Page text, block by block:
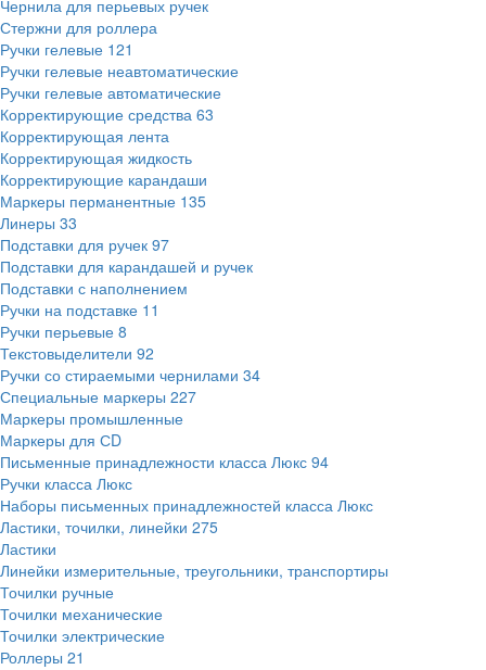
Чернила для перьевых ручек
Стержни для роллера
Ручки гелевые 121
Ручки гелевые неавтоматические
Ручки гелевые автоматические
Корректирующие средства 63
Корректирующая лента
Корректирующая жидкость
Корректирующие карандаши
Маркеры перманентные 135
Линеры 33
Подставки для ручек 97
Подставки для карандашей и ручек
Подставки с наполнением
Ручки на подставке 11
Ручки перьевые 8
Текстовыделители 92
Ручки со стираемыми чернилами 34
Специальные маркеры 227
Маркеры промышленные
Маркеры для СD
Письменные принадлежности класса Люкс 94
Ручки класса Люкс
Наборы письменных принадлежностей класса Люкс
Ластики, точилки, линейки 275
Ластики
Линейки измерительные, треугольники, транспортиры
Точилки ручные
Точилки механические
Точилки электрические
Роллеры 21